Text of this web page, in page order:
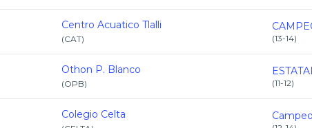
Centro Acuatico Tlalli
(CAT) (13-14)
Othon P. Blanco
(OPB) (11-12)
Colegio Celta